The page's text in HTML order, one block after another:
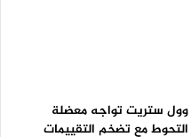
وول ستريت تواجه معضلة
التحوط مع تضخم التقييمات